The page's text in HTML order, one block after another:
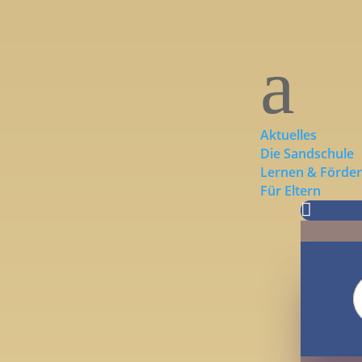
a
Aktuelles
Die Sandschule
Lernen &
Für Eltern
